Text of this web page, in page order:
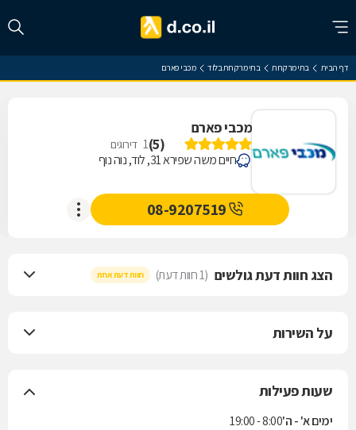
דף הבית בתי מרקחת בתי מרקחת בלוד מכבי פארם
מכבי פארם
(
5
)
1 דירוגים
חיים משה שפירא 31, לוד, נוה נוף
08-9207519
הצג חוות דעת גולשים (1 חוות דעת) חוות דעת אחת
על השירות
שעות פעילות
ימים א' - ה'8:00 - 19:00